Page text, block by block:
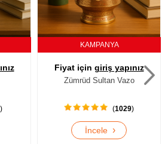
)
KAMPANYA
Fiyat için giriş yapınız
Zümrüd Sultan Vazo
(1029)
İncele ›